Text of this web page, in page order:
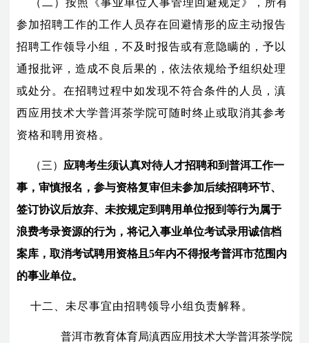
参加招聘工作的工作人员存在回避情形的应主动报告
招聘工作领导小组，不及时报告或有意隐瞒的，予以
通报批评，造成不良后果的，依法依规给予组织处理
或处分。在招聘过程中如发现不符合条件的人员，滇
西应用技术大学普洱茶学院可随时终止或取消其参考
资格和聘用资格。
（三） 应聘考生须认真对待人才招聘和到普洱工作一
事，审慎报名，参与资格复审但未参加后续招聘环节、
签订协议后放弃、未按规定到聘用单位报到等行为属于
浪费考录资源的行为，将记入事业单位考试录用诚信档
案库，取消考试聘用资格且5年内不得报考普洱市范围内
的事业单位。
十二、未尽事宜由招聘领导小组负责解释。
普洱市教育体育局滇西应用技术大学普洱茶学院